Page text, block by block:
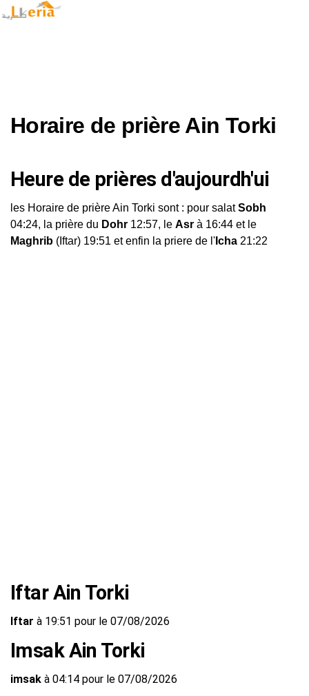
Horaire de prière Ain Torki
Heure de prières d'aujourdh'ui
les Horaire de prière Ain Torki sont : pour salatSobh
04:24, la prière du Dohr 12:57, le Asr à 16:44 et le
Maghrib (Iftar) 19:51 et enfin la priere de l' Icha 21:22
Iftar Ain Torki
Iftar à 19:51 pour le 07/08/2026
Imsak Ain Torki
imsak à 04:14 pour le 07/08/2026